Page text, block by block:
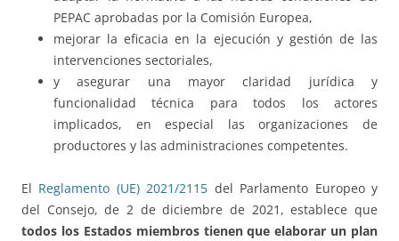
PEPAC aprobadas por la Comisión Europea,
mejorar la eficacia en la ejecución y gestión de las
intervenciones sectoriales,
y asegurar una mayor claridad jurídica y
funcionalidad técnica para todos los actores
implicados, en especial las organizaciones de
productores y las administraciones competentes.
El Reglamento (UE) 2021/2115 del Parlamento Europeo y
del Consejo, de 2 de diciembre de 2021, establece que
todos los Estados miembros tienen que elaborar un plan